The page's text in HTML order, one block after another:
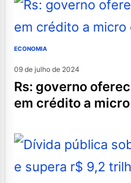
ECONOMIA
09 de julho de 2024
rs: governo oferece mais r$ 1 bilhão
em crédito a